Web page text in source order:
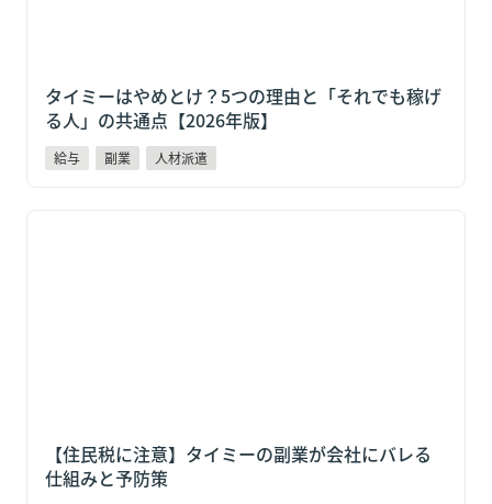
タイミーはやめとけ？5つの理由と「それでも稼げ
る人」の共通点【2026年版】
給与 副業 人材派遣
【住民税に注意】タイミーの副業が会社にバレる仕組
【住民税に注意】タイミーの副業が会社にバレる
仕組みと予防策